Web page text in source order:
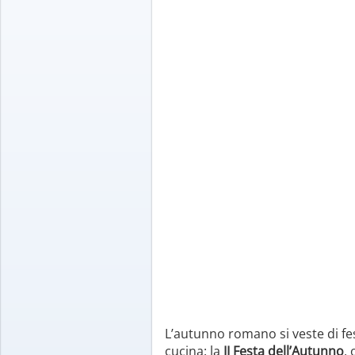
L’autunno romano si veste di
cucina: la II Festa dell’Autunno,